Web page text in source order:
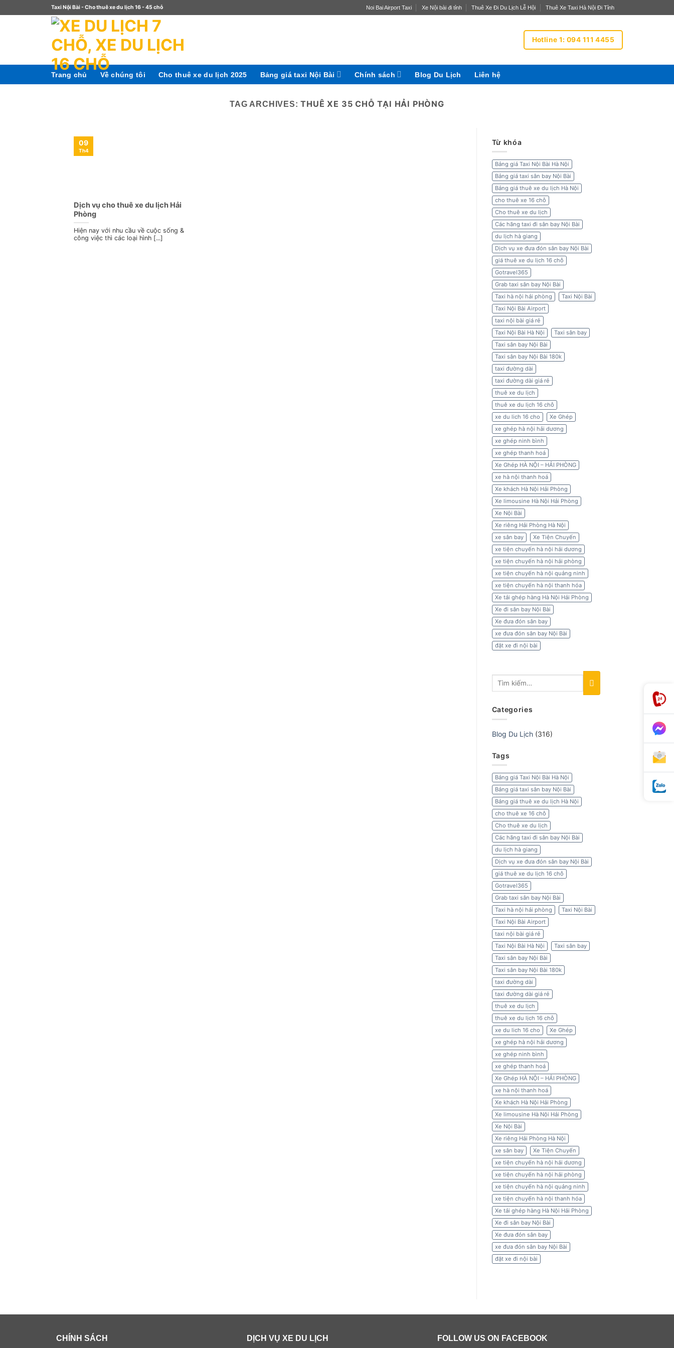
Taxi Nội Bài - Cho thuê xe du lịch 16 - 45 chỗ Noi Bai Airport Taxi Xe Nội bài đi tỉnh Thuê Xe Đi Du Lịch Lễ Hội Thuê Xe Taxi Hà Nội Đi Tỉnh
Hotline 1: 094 111 4455
Trang chủ Về chúng tôi Cho thuê xe du lịch 2025 Bảng giá taxi Nội Bài Chính sách Blog Du Lịch Liên hệ
TAG ARCHIVES:THUÊ XE 35 CHỖ TẠI HẢI PHÒNG
Dịch vụ cho thuê xe du lịch Hải
Phòng
Hiện nay với nhu cầu về cuộc sống &
công việc thì các loại hình [...]
09
Th4
Từ khóa
Bảng giá Taxi Nội Bài Hà Nội
Bảng giá taxi sân bay Nội Bài
Bảng giá thuê xe du lịch Hà Nội
cho thuê xe 16 chỗ
Cho thuê xe du lịch
Các hãng taxi đi sân bay Nội Bài
du lịch hà giang
Dịch vụ xe đưa đón sân bay Nội Bài
giá thuê xe du lịch 16 chỗ
Gotravel365
Grab taxi sân bay Nội Bài
Taxi hà nội hải phòng
Taxi Nội Bài
Taxi Nội Bài Airport
taxi nội bài giá rẻ
Taxi Nội Bài Hà Nội
Taxi sân bay
Taxi sân bay Nội Bài
Taxi sân bay Nội Bài 180k
taxi đường dài
taxi đường dài giá rẻ
thuê xe du lịch
thuê xe du lịch 16 chỗ
xe du lich 16 cho
Xe Ghép
xe ghép hà nội hải dương
xe ghép ninh bình
xe ghép thanh hoá
Xe Ghép HÀ NỘI – HẢI PHÒNG
xe hà nội thanh hoá
Xe khách Hà Nội Hải Phòng
Xe limousine Hà Nội Hải Phòng
Xe Nội Bài
Xe riêng Hải Phòng Hà Nội
xe sân bay
Xe Tiện Chuyến
xe tiện chuyến hà nội hải dương
xe tiện chuyến hà nội hải phòng
xe tiện chuyến hà nội quảng ninh
xe tiện chuyến hà nội thanh hóa
Xe tải ghép hàng Hà Nội Hải Phòng
Xe đi sân bay Nội Bài
Xe đưa đón sân bay
xe đưa đón sân bay Nội Bài
đặt xe đi nội bài
Categories
Blog Du Lịch(316)
Tags
Bảng giá Taxi Nội Bài Hà Nội
Bảng giá taxi sân bay Nội Bài
Bảng giá thuê xe du lịch Hà Nội
cho thuê xe 16 chỗ
Cho thuê xe du lịch
Các hãng taxi đi sân bay Nội Bài
du lịch hà giang
Dịch vụ xe đưa đón sân bay Nội Bài
giá thuê xe du lịch 16 chỗ
Gotravel365
Grab taxi sân bay Nội Bài
Taxi hà nội hải phòng
Taxi Nội Bài
Taxi Nội Bài Airport
taxi nội bài giá rẻ
Taxi Nội Bài Hà Nội
Taxi sân bay
Taxi sân bay Nội Bài
Taxi sân bay Nội Bài 180k
taxi đường dài
taxi đường dài giá rẻ
thuê xe du lịch
thuê xe du lịch 16 chỗ
xe du lich 16 cho
Xe Ghép
xe ghép hà nội hải dương
xe ghép ninh bình
xe ghép thanh hoá
Xe Ghép HÀ NỘI – HẢI PHÒNG
xe hà nội thanh hoá
Xe khách Hà Nội Hải Phòng
Xe limousine Hà Nội Hải Phòng
Xe Nội Bài
Xe riêng Hải Phòng Hà Nội
xe sân bay
Xe Tiện Chuyến
xe tiện chuyến hà nội hải dương
xe tiện chuyến hà nội hải phòng
xe tiện chuyến hà nội quảng ninh
xe tiện chuyến hà nội thanh hóa
Xe tải ghép hàng Hà Nội Hải Phòng
Xe đi sân bay Nội Bài
Xe đưa đón sân bay
xe đưa đón sân bay Nội Bài
đặt xe đi nội bài
CHÍNH SÁCH DỊCH VỤ XE DU LỊCH FOLLOW US ON FACEBOOK